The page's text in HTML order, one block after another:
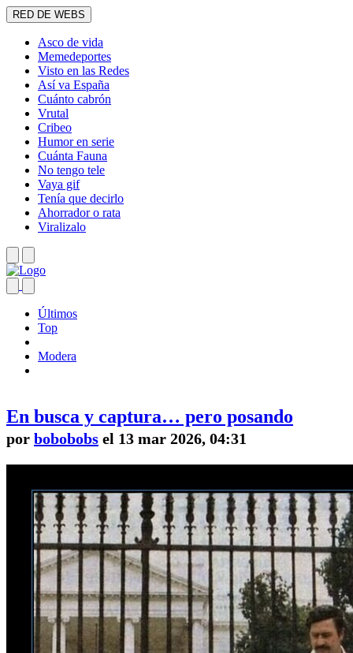
RED DE WEBS
Asco de vida
Memedeportes
Visto en las Redes
Así va España
Cuánto cabrón
Vrutal
Cribeo
Humor en serie
Cuánta Fauna
No tengo tele
Vaya gif
Tenía que decirlo
Ahorrador o rata
Viralizalo
Últimos
Top
Modera
En busca y captura… pero posando
por bobobobs el 13 mar 2026, 04:31